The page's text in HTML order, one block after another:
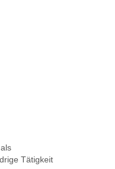
Tätigkeit